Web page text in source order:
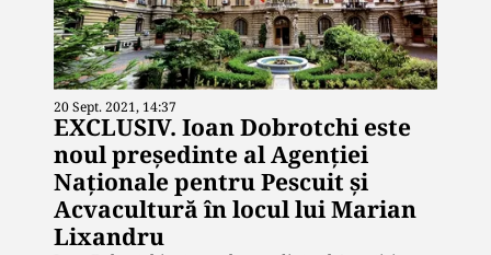
20 Sept. 2021, 14:37
EXCLUSIV. Ioan Dobrotchi este
noul președinte al Agenției
Naționale pentru Pescuit și
Acvacultură în locul lui Marian
Lixandru